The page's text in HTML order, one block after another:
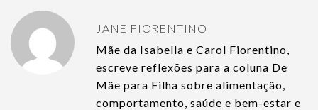
JANE FIORENTINO
Mãe da Isabella e Carol Fiorentino,
escreve reflexões para a coluna De
Mãe para Filha sobre alimentação,
comportamento, saúde e bem-estar e